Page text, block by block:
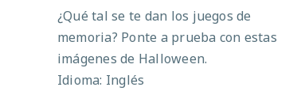
¿Qué tal se te dan los juegos de
memoria? Ponte a prueba con estas
imágenes de Halloween.
Idioma: Inglés